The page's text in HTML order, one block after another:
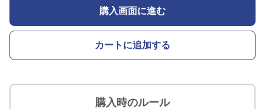
購入画面に進む
カートに追加する
購入時のルール